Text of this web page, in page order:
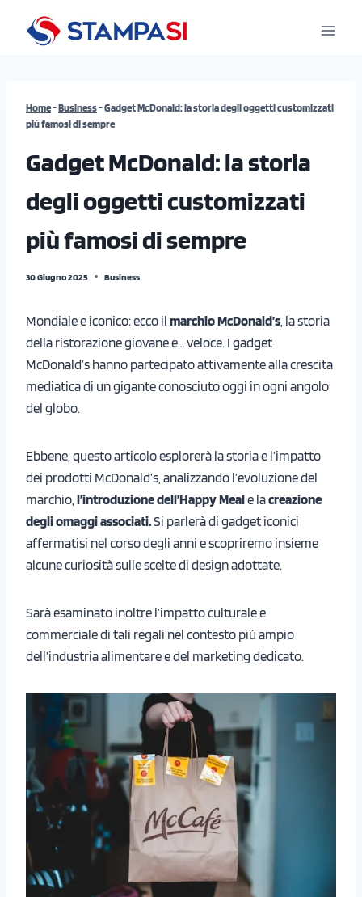
Home-Business-Gadget McDonald: la storia degli oggetti customizzati
più famosi di sempre
Gadget McDonald: la storia
degli oggetti customizzati
più famosi di sempre
30 Giugno 2025 Business
Mondiale e iconico: ecco il marchio McDonald’s , la storia
della ristorazione giovane e… veloce. I gadget
McDonald’s hanno partecipato attivamente alla crescita
mediatica di un gigante conosciuto oggi in ogni angolo
del globo.
Ebbene, questo articolo esplorerà la storia e l’impatto
dei prodotti McDonald’s, analizzando l’evoluzione del
marchio, l’introduzione dell’Happy Meale lacreazione
degli omaggi associati.Si parlerà di gadget iconici
affermatisi nel corso degli anni e scopriremo insieme
alcune curiosità sulle scelte di design adottate.
Sarà esaminato inoltre l’impatto culturale e
commerciale di tali regali nel contesto più ampio
dell’industria alimentare e del marketing dedicato.